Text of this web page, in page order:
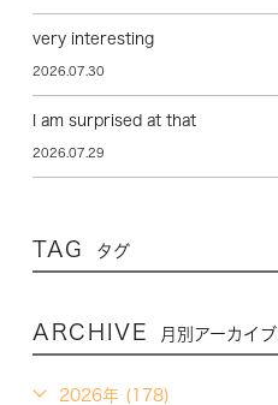
very interesting
2026.07.30
I am surprised at that
2026.07.29
TAG タグ
ARCHIVE 月別アーカイブ
2026年 (178)